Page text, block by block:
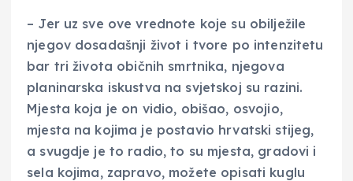
– Jer uz sve ove vrednote koje su obilježile
njegov dosadašnji život i tvore po intenzitetu
bar tri života običnih smrtnika, njegova
planinarska iskustva na svjetskoj su razini.
Mjesta koja je on vidio, obišao, osvojio,
mjesta na kojima je postavio hrvatski stijeg,
a svugdje je to radio, to su mjesta, gradovi i
sela kojima, zapravo, možete opisati kuglu